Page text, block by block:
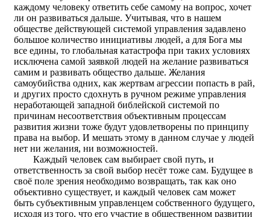
каждому человеку ответить себе самому на вопрос, хочет
ли он развиваться дальше. Учитывая, что в нашем
обществе действующей системой управления задавлено
большое количество инициативы людей, а для Бога мы
все едины, то глобальная катастрофа при таких условиях
исключена самой заявкой людей на желание развиваться
самим и развивать общество дальше. Желания
самоубийства одних, как жертвам агрессии попасть в рай,
и других просто сдохнуть в ручном режиме управления
неработающей западной библейской системой по
причинам несоответствия объективным процессам
развития жизни тоже будут удовлетворены по принципу
права на выбор. И мешать этому в данном случае у людей
нет ни желания, ни возможностей.
Каждый человек сам выбирает свой путь, и
ответственность за свой выбор несёт тоже сам. Будущее в
своё поле зрения необходимо возвращать, так как оно
объективно существует, и каждый человек сам может
быть субъективным управленцем собственного будущего,
исходя из того, что его участие в общественном развитии